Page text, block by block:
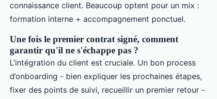
connaissance client. Beaucoup optent pour un mix :
formation interne + accompagnement ponctuel.
Une fois le premier contrat signé, comment
garantir qu'il ne s'échappe pas ?
L’intégration du client est cruciale. Un bon process
d’onboarding - bien expliquer les prochaines étapes,
fixer des points de suivi, recueillir un premier retour -